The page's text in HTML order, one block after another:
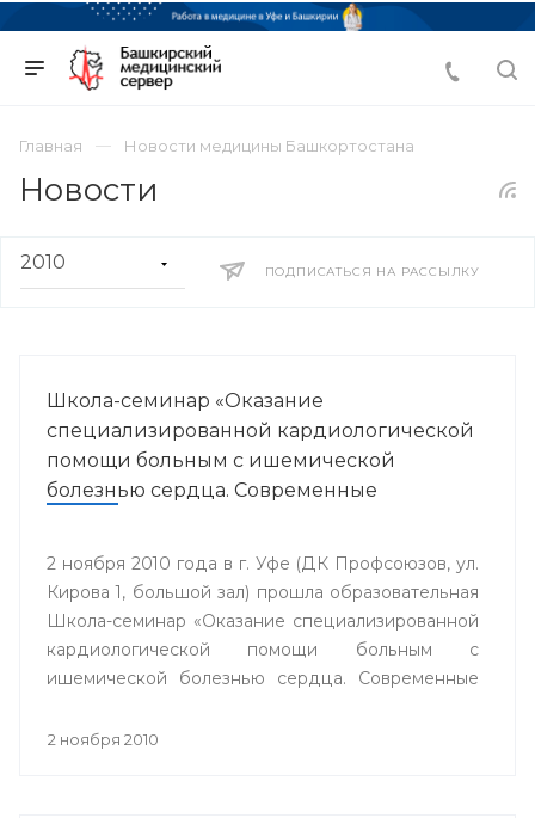
Главная Новости медицины Башкортостана
Новости
ПОДПИСАТЬСЯ НА РАССЫЛКУ
Школа-семинар «Оказание
специализированной кардиологической
помощи больным с ишемической
болезнью сердца. Современные
2 ноября 2010 года в г. Уфе (ДК Профсоюзов, ул.
Кирова 1, большой зал) прошла образовательная
Школа-семинар «Оказание специализированной
кардиологической помощи больным с
ишемической болезнью сердца. Современные
2 ноября 2010